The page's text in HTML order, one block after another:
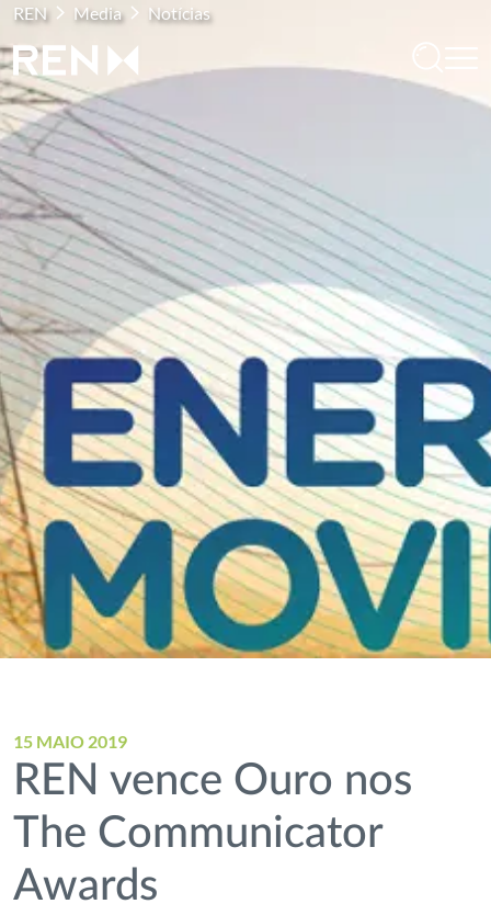
REN Media Notícias
15 MAIO 2019
REN vence Ouro nos
The Communicator
Awards